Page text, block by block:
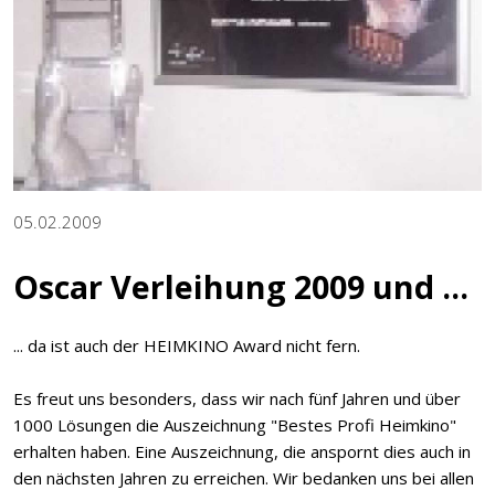
05.02.2009
Oscar Verleihung 2009 und ...
... da ist auch der HEIMKINO Award nicht fern.
Es freut uns besonders, dass wir nach fünf Jahren und über
1000 Lösungen die Auszeichnung "Bestes Profi Heimkino"
erhalten haben. Eine Auszeichnung, die anspornt dies auch in
den nächsten Jahren zu erreichen. Wir bedanken uns bei allen